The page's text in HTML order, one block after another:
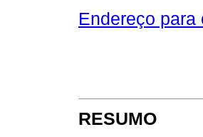
Endereço
RESUMO